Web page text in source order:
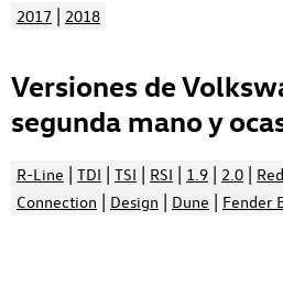
2017 | 2018
Versiones de
segunda mano y
R-Line | TDI | TSI | RSI | 1.9 | 2.0 |
Connection | Design | Dune | Fender